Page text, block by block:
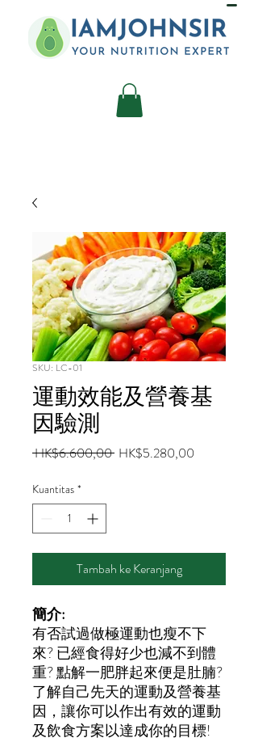
SKU: LC-01
運動效能及營養基
因驗測
HK$6.600,00 Harga
HK$5.280,00
Kuantitas *
Tambah ke Keranjang
簡介:
有否試過做極運動也瘦不下
來? 已經食得好少也減不到體
重? 點解一肥胖起來便是肚腩?
了解自己先天的運動及營養基
因，讓你可以作出有效的運動
及飲食方案以達成你的目標!